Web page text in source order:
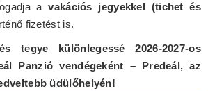
avakációs jegyekkel (tichet és
fizetést is.
tegye különlegessé 2026-2027-os
Panzió vendégeként – Predeál, az
üdülőhelyén!